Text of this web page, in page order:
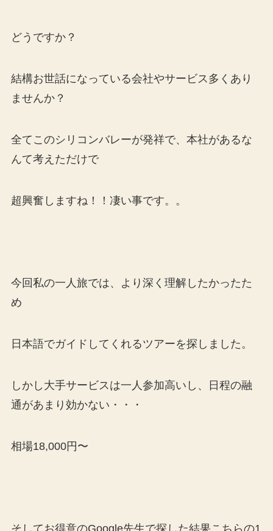
どうですか？
結構お世話になっている会社やサービス多くあり
ませんか？
全てこのシリコンバレーが発祥で、本社があるな
んて考えただけで
超興奮しますね！！凄い事です。。
今回私の一人旅では、より深く理解したかったた
め
日本語でガイドしてくれるツアーを探しました。
しかし大手サービスは一人参加高いし、日程の融
通があまり効かない・・・
相場18,000円〜